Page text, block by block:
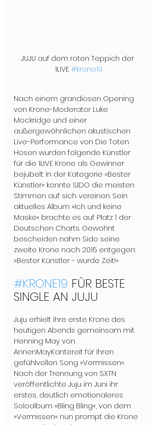
JUJU auf dem roten Teppich der
1LIVE #krone19
Nach einem grandiosen Opening
von Krone-Moderator Luke
Mockridge und einer
außergewöhnlichen akustischen
Live-Performance von Die Toten
Hosen wurden folgende Künstler
für die 1LIVE Krone als Gewinner
bejubelt: In der Kategorie »Bester
Künstler« konnte SIDO die meisten
Stimmen auf sich vereinen. Sein
aktuelles Album »Ich und keine
Maske« brachte es auf Platz 1 der
Deutschen Charts. Gewohnt
bescheiden nahm Sido seine
zweite Krone nach 2015 entgegen:
»Bester Künstler - wurde Zeit!«
#KRONE19 FÜR BESTE
SINGLE AN JUJU
Juju erhielt ihre erste Krone des
heutigen Abends gemeinsam mit
Henning May von
AnnenMayKantereit für ihren
gefühlvollen Song »Vermissen«.
Nach der Trennung von SXTN
veröffentlichte Juju im Juni ihr
erstes, deutlich emotionaleres
Soloalbum »Bling Bling«, von dem
»Vermissen« nun prompt die Krone